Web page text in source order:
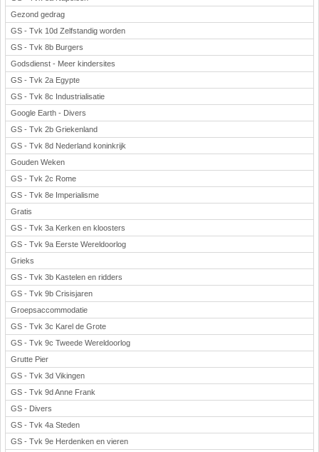
Gezond gedrag
GS - Tvk 10d Zelfstandig worden
GS - Tvk 8b Burgers
Godsdienst - Meer kindersites
GS - Tvk 2a Egypte
GS - Tvk 8c Industrialisatie
Google Earth - Divers
GS - Tvk 2b Griekenland
GS - Tvk 8d Nederland koninkrijk
Gouden Weken
GS - Tvk 2c Rome
GS - Tvk 8e Imperialisme
Gratis
GS - Tvk 3a Kerken en kloosters
GS - Tvk 9a Eerste Wereldoorlog
Grieks
GS - Tvk 3b Kastelen en ridders
GS - Tvk 9b Crisisjaren
Groepsaccommodatie
GS - Tvk 3c Karel de Grote
GS - Tvk 9c Tweede Wereldoorlog
Grutte Pier
GS - Tvk 3d Vikingen
GS - Tvk 9d Anne Frank
GS - Divers
GS - Tvk 4a Steden
GS - Tvk 9e Herdenken en vieren